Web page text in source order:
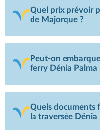
Quel prix prévoir
de Majorque ?
Peut-on
ferry Dénia Palma
Quels documents
la traversée